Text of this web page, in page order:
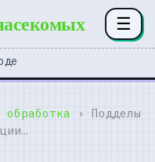
☰
обработка
› Подделы